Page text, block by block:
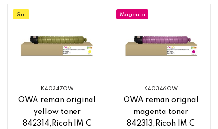
Gul
K40347OW
OWA reman original
yellow toner
842314,Ricoh IM C
Magenta
K40346OW
OWA reman orignal
magenta toner
842313,Ricoh IM C